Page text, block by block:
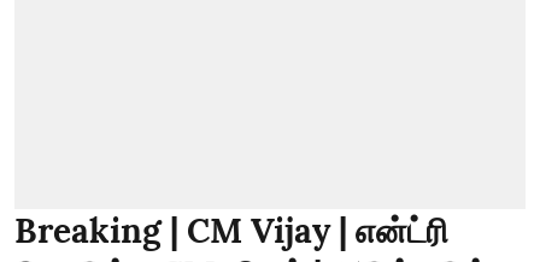
Breaking | CM Vijay | என்ட்ரி